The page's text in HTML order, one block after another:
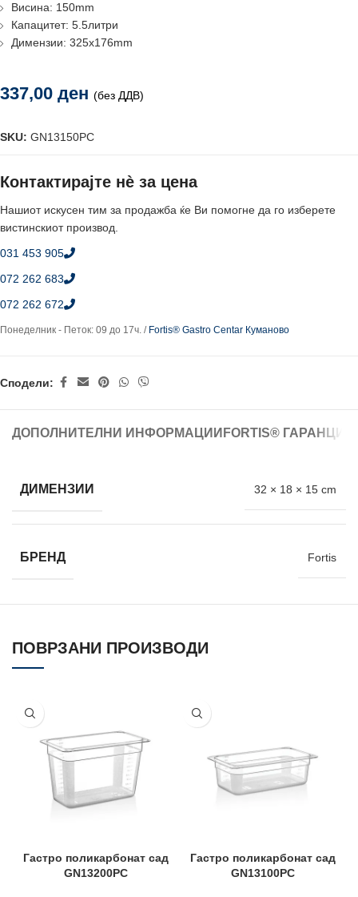
Висина: 150mm
Капацитет: 5.5литри
Димензии: 325x176mm
337,00 ден (без ДДВ)
SKU: GN13150PC
Контактирајте нè за цена
Нашиот искусен тим за продажба ќе Ви помогне да го изберете
вистинскиот производ.
031 453 905
072 262 683
072 262 672
Понеделник - Петок: 09 до 17ч. / Fortis® Gastro Centar Куманово
Сподели:
ДОПОЛНИТЕЛНИ ИНФОРМАЦИИ FORTIS®
ДИМЕНЗИИ 32 × 18 × 15 cm
БРЕНД Fortis
ПОВРЗАНИ ПРОИЗВОДИ
Гастро поликарбонат сад
GN13200PC
Гастро поликарбонат сад
GN13100PC